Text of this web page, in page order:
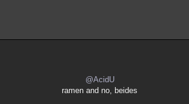
@AcidU
ramen and no, beides